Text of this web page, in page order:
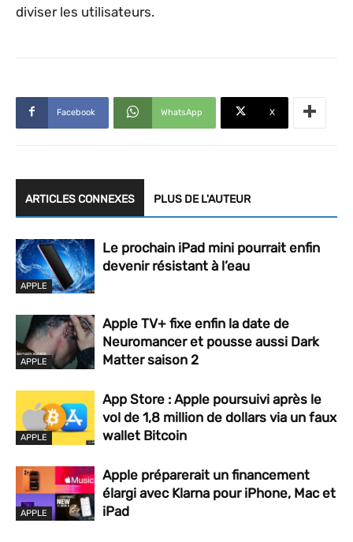
diviser les utilisateurs.
Facebook WhatsApp X
ARTICLES CONNEXES PLUS DE L'AUTEUR
APPLE
Le prochain iPad mini pourrait enfin
devenir résistant à l’eau
APPLE
Apple TV+ fixe enfin la date de
Neuromancer et pousse aussi Dark
Matter saison 2
APPLE
App Store : Apple poursuivi après le
vol de 1,8 million de dollars via un faux
wallet Bitcoin
APPLE
Apple préparerait un financement
élargi avec Klarna pour iPhone, Mac et
iPad